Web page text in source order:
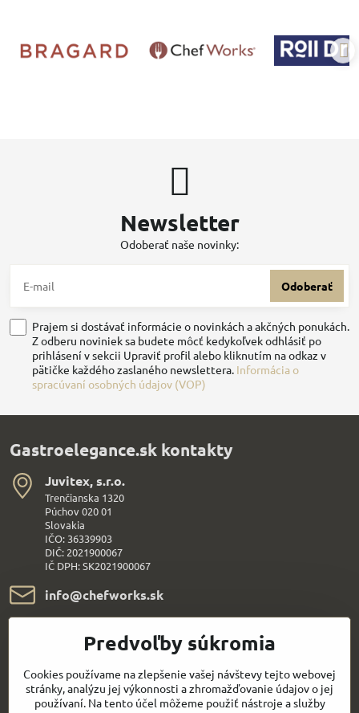
Newsletter
Odoberať naše novinky:
Odoberať
Prajem si dostávať informácie o novinkách a akčných ponukách.
Z odberu noviniek sa budete môcť kedykoľvek odhlásiť po
prihlásení v sekcii Upraviť profil alebo kliknutím na odkaz v
pätičke každého zaslaného newslettera. Informácia o
spracúvaní osobných údajov (VOP)
Gastroelegance.sk kontakty
Juvitex, s​.r​.o​.
Trenčianska 1320
Púchov 020 01
Slovakia
IČO: 36339903
DIČ: 2021900067
IČ DPH: SK2021900067
info​@chefworks​.sk
Všetko k nákupu
Predvoľby súkromia
Cookies používame na zlepšenie vašej návštevy tejto webovej
stránky, analýzu jej výkonnosti a zhromažďovanie údajov o jej
používaní. Na tento účel môžeme použiť nástroje a služby